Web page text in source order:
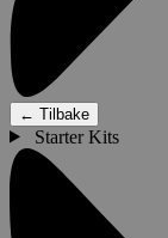
← Tilbake
Starter Kits